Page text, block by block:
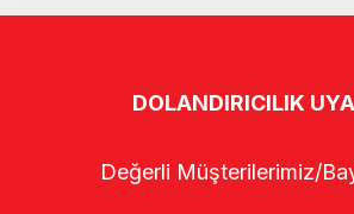
DOLANDIRICILIK
Değerli Müşterilerimiz/